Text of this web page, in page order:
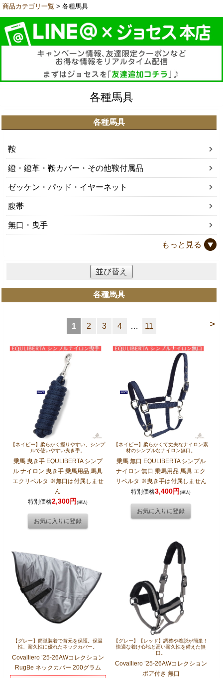
商品カテゴリ一覧 > 各種馬具
各種馬具
各種馬具
鞍
鐙・鐙革・鞍カバー・その他鞍付属品
ゼッケン・パッド・イヤーネット
腹帯
無口・曳手
もっと見る
並び替え
各種馬具
>
1 2 3 4 … 11
【ネイビー】柔らかく握りやすい、シンプ
ルで使いやすい曳き手。
乗馬 曳き手 EQULIBERTA シンプ
ル ナイロン 曳き手 乗馬用品 馬具
エクリベルタ ※無口は付属しませ
ん
特別価格2,300円(税込)
【ネイビー】柔らかくて丈夫なナイロン素
材のシンプルなナイロン無口。
乗馬 無口 EQULIBERTA シンプル
ナイロン 無口 乗馬用品 馬具 エク
リベルタ ※曳き手は付属しません
特別価格3,400円(税込)
【グレー】簡単装着で首元を保護。保温
性、耐久性に優れたネックカバー。
Covalliero ’25-26AWコレクション
RugBe ネックカバー 200グラム
【グレー】【レッド】調整や着脱が簡単！
快適な着け心地と高い耐久性を備えた無
口。
Covalliero ’25-26AWコレクション
ボア付き 無口